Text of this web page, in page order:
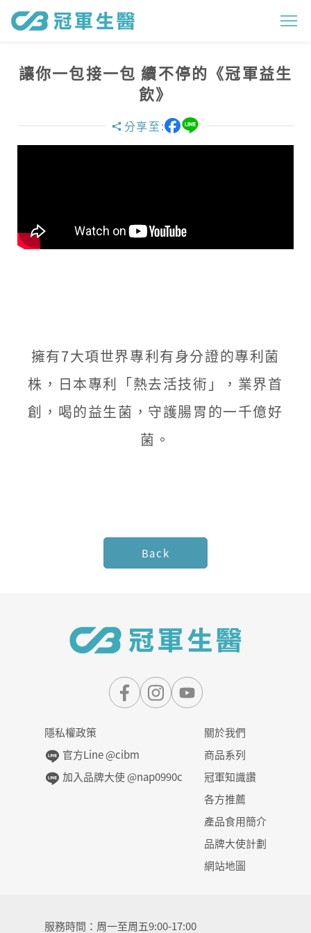
讓
你
一
包
一
不
停
軍
益
生
讓你一包接一包 續不停的《冠軍益生
飲》
分享至:
擁有7大項世界專利有身分證的專利菌
株，日本專利「熱去活技術」，業界首
創，喝的益生菌，守護腸胃的一千億好
菌。
Back
隱私權政策
官方Line @cibm
加入品牌大使 @nap0990c
關於我們
商品系列
冠軍知識讚
各方推薦
產品食用簡介
品牌大使計劃
網站地圖
服務時間 周一至周五9:00-17:00